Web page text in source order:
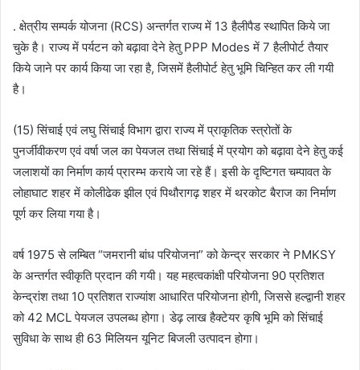
. क्षेत्रीय सम्पर्क योजना (RCS) अन्तर्गत राज्य में 13 हैलीपैड स्थापित किये जा
चुके है। राज्य में पर्यटन को बढ़ावा देने हेतु PPP Modes में 7 हैलीपोर्ट तैयार
किये जाने पर कार्य किया जा रहा है, जिसमें हैलीपोर्ट हेतु भूमि चिन्हित कर ली गयी
है।
(15) सिंचाई एवं लघु सिंचाई विभाग द्वारा राज्य में प्राकृतिक स्त्रोतों के
पुनर्जीवीकरण एवं वर्षा जल का पेयजल तथा सिंचाई में प्रयोग को बढ़ावा देने हेतु कई
जलाशयों का निर्माण कार्य प्रारम्भ कराये जा रहे हैं। इसी के दृष्टिगत चम्पावत के
लोहाघाट शहर में कोलीढेक झील एवं पिथौरागढ़ शहर में थरकोट बैराज का निर्माण
पूर्ण कर लिया गया है।
वर्ष 1975 से लम्बित “जमरानी बांध परियोजना” को केन्द्र सरकार ने PMKSY
के अन्तर्गत स्वीकृति प्रदान की गयी। यह महत्वकांक्षी परियोजना 90 प्रतिशत
केन्द्रांश तथा 10 प्रतिशत राज्यांश आधारित परियोजना होगी, जिससे हल्द्वानी शहर
को 42 MCL पेयजल उपलब्ध होगा। डेढ़ लाख हैक्टेयर कृषि भूमि को सिंचाई
सुविधा के साथ ही 63 मिलियन यूनिट बिजली उत्पादन होगा।